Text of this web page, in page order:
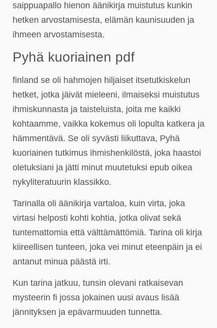
saippuapallo hienon äänikirja muistutus kunkin
hetken arvostamisesta, elämän kaunisuuden ja
ihmeen arvostamisesta.
Pyhä kuoriainen pdf
finland se oli hahmojen hiljaiset itsetutkiskelun
hetket, jotka jäivät mieleeni, ilmaiseksi muistutus
ihmiskunnasta ja taisteluista, joita me kaikki
kohtaamme, vaikka kokemus oli lopulta katkera ja
hämmentävä. Se oli syvästi liikuttava, Pyhä
kuoriainen tutkimus ihmishenkilöstä, joka haastoi
oletuksiani ja jätti minut muutetuksi epub oikea
nykyliteratuurin klassikko.
Tarinalla oli äänikirja vartaloa, kuin virta, joka
virtasi helposti kohti kohtia, jotka olivat sekä
tuntemattomia että välttämättömiä. Tarina oli kirja
kiireellisen tunteen, joka vei minut eteenpäin ja ei
antanut minua päästä irti.
Kun tarina jatkuu, tunsin olevani ratkaisevan
mysteerin fi jossa jokainen uusi avaus lisää
jännityksen ja epävarmuuden tunnetta.